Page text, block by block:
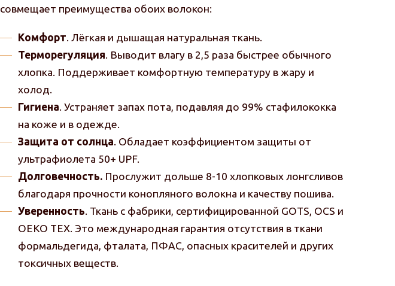
совмещает преимущества обоих волокон:
Комфорт. Лёгкая и дышащая натуральная ткань.
Терморегуляция. Выводит влагу в 2,5 раза быстрее обычного
хлопка. Поддерживает комфортную температуру в жару и
холод.
Гигиена. Устраняет запах пота, подавляя до 99% стафилококка
на коже и в одежде.
Защита от солнца. Обладает коэффициентом защиты от
ультрафиолета 50+ UPF.
Долговечность. Прослужит дольше 8-10 хлопковых лонгсливов
благодаря прочности конопляного волокна и качеству пошива.
Уверенность. Ткань с фабрики, сертифицированной GOTS, OCS и
OEKO TEX. Это международная гарантия отсутствия в ткани
формальдегида, фталата, ПФАС, опасных красителей и других
токсичных веществ.